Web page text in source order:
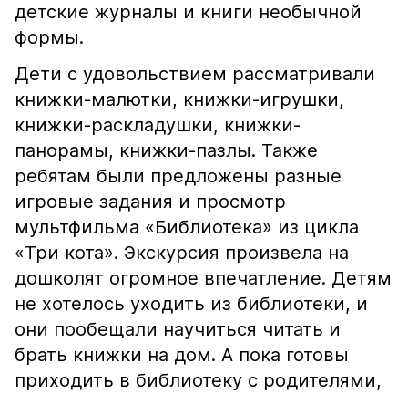
детские журналы и книги необычной
формы.
Дети с удовольствием рассматривали
книжки-малютки, книжки-игрушки,
книжки-раскладушки, книжки-
панорамы, книжки-пазлы. Также
ребятам были предложены разные
игровые задания и просмотр
мультфильма «Библиотека» из цикла
«Три кота». Экскурсия произвела на
дошколят огромное впечатление. Детям
не хотелось уходить из библиотеки, и
они пообещали научиться читать и
брать книжки на дом. А пока готовы
приходить в библиотеку с родителями,